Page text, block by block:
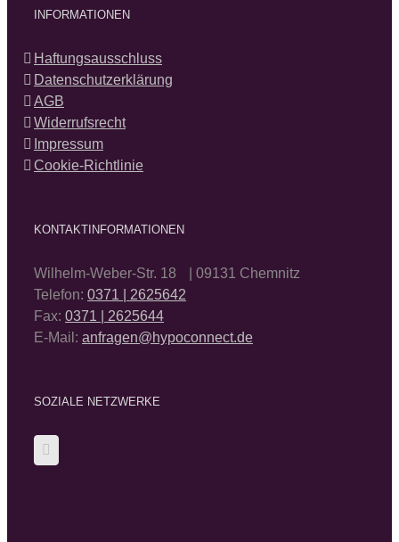
INFORMATIONEN
Haftungsausschluss
Datenschutzerklärung
AGB
Widerrufsrecht
Impressum
Cookie-Richtlinie
KONTAKTINFORMATIONEN
Wilhelm-Weber-Str. 18 | 09131 Chemnitz
Telefon: 0371 | 2625642
Fax: 0371 | 2625644
E-Mail: anfragen@hypoconnect.de
SOZIALE NETZWERKE